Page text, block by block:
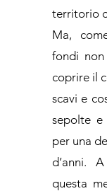
territorio
Ma,
fondi
coprire il
scavi e
sepolte e
per una
d’anni.
questa